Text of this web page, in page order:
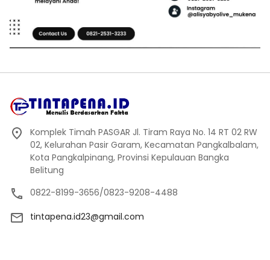
Komplek Timah PASGAR Jl. Tiram Raya No. 14 RT 02 RW
02, Kelurahan Pasir Garam, Kecamatan Pangkalbalam,
Kota Pangkalpinang, Provinsi Kepulauan Bangka
Belitung
0822-8199-3656/0823-9208-4488
tintapena.id23@gmail.com